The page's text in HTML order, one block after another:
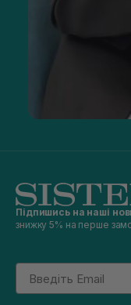
Підпишись на наші
знижку 5% на перше
Email